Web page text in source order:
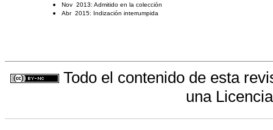
Nov 2013: Admitido en la colección
Abr 2015: Indización interrumpida
Todo el contenido de esta
una